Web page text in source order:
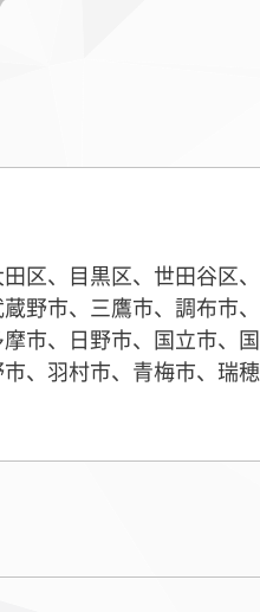
区、目黒区、世田谷区、
野市、三鷹市、調布市、
市、日野市、国立市、国
、羽村市、青梅市、瑞穂